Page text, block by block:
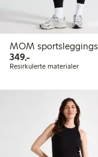
MOM sportsleggings
349,-349,00 kr
Resirkulerte materialer